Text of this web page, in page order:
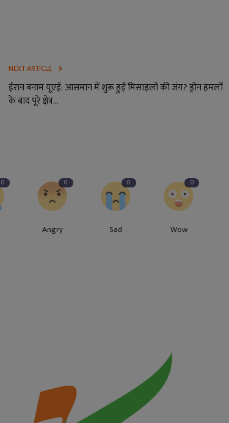
NEXT ARTICLE
ईरान बनाम यूएई: आसमान में शुरू हुई मिसाइलों की जंग? ड्रोन हमलों
के बाद पूरे क्षेत्र...
0 0
Angry
0
Sad
0
Wow